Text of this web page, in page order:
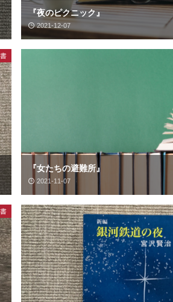
『夜のピクニック』
2021-12-07
『女たちの避難所』
2021-11-07